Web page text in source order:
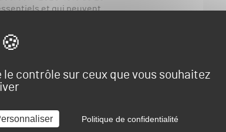
contrôle sur ceux que vous souhaitez
Politique de confidentialité
et qui peuvent
le samedi 20 mars
graines, engrais,
pour ces animaux
que «